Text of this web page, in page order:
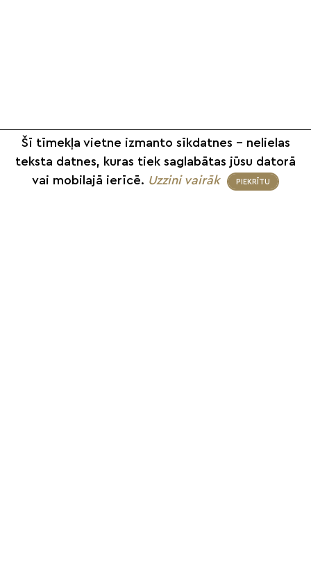
Šī tīmekļa vietne izmanto sīkdatnes – nelielas
teksta datnes, kuras tiek saglabātas jūsu datorā
vai mobilajā ierīcē. Uzzini vairāk PIEKRĪTU